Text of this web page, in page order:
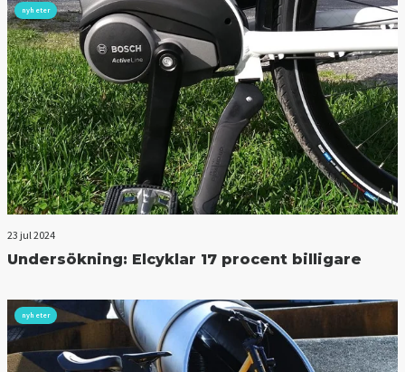
nyheter
23 jul 2024
Undersökning: Elcyklar 17 procent billigare
nyheter